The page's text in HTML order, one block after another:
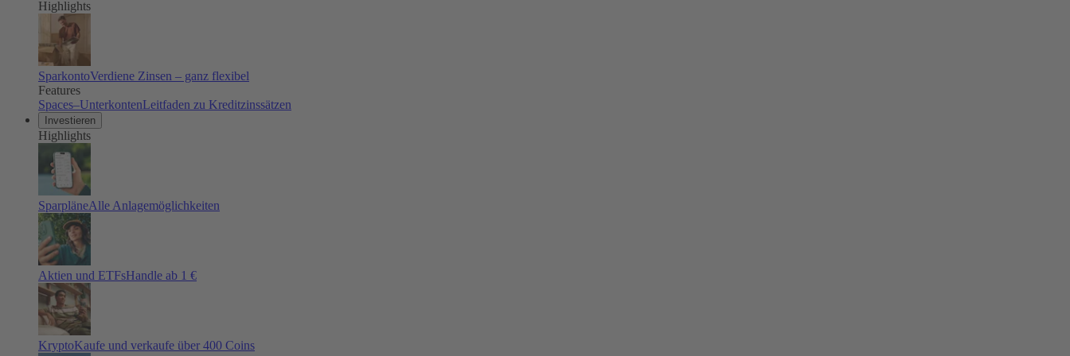
Highlights
SparkontoVerdiene Zinsen – ganz flexibel
Features
Spaces–UnterkontenLeitfaden zu Kreditzinssätzen
Investieren
Highlights
SparpläneAlle Anlagemöglichkeiten
Aktien und ETFsHandle ab 1 €
KryptoKaufe und verkaufe über 400 Coins